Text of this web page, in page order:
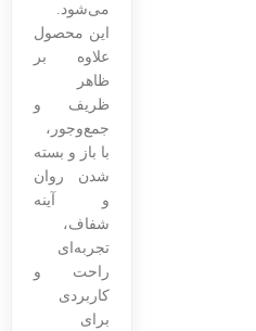
می‌شود.
این محصول
علاوه بر
ظاهر
ظریف و
جمع‌وجور،
با باز و بسته
شدن روان
و آینه
شفاف،
تجربه‌ای
راحت و
کاربردی
برای